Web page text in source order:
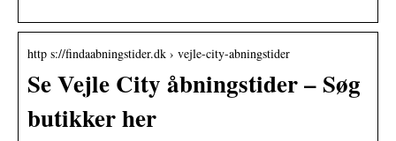
http s://findaabningstider.dk › vejle-city-abningstider
Se Vejle City åbningstider – Søg
butikker her